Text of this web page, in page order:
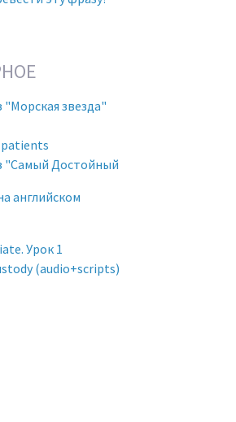
"Морская звезда"
patients
"Самый Достойный
английском
Урок 1
(audio+scripts)